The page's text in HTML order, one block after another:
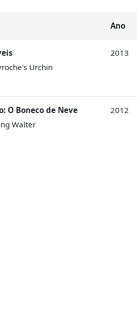
Ano
Urchin
2013
O Boneco de Neve
Walter
2012